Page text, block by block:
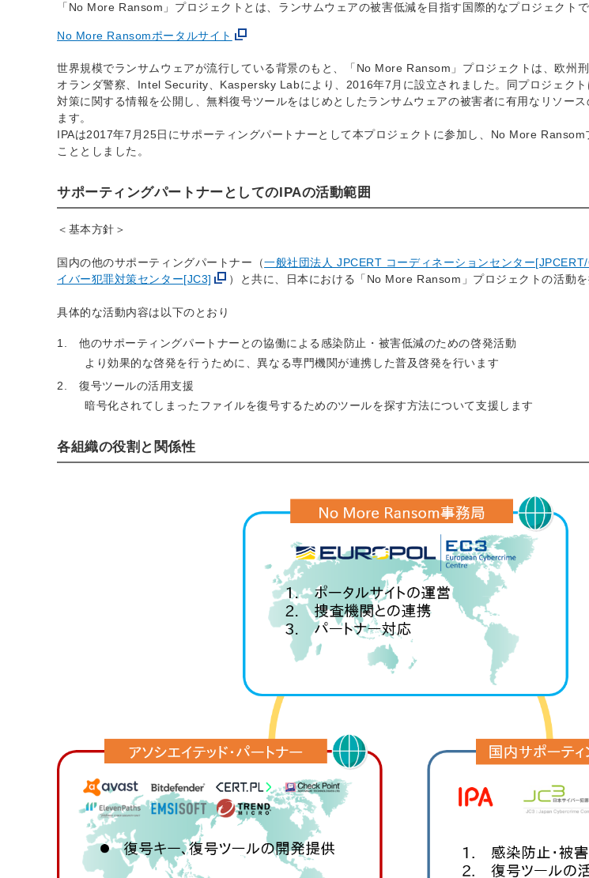
「No More Ransom」プロジェクトとは、ランサムウェアの被害低減を目指す国際的なプロジェクトで
No More Ransomポータルサイト
世界規模でランサムウェアが流行している背景のもと、「No More Ransom」プロジェクトは、欧州刑
オランダ警察、Intel Security、Kaspersky Labにより、2016年7月に設立されました。同プロジェクト
対策に関する情報を公開し、無料復号ツールをはじめとしたランサムウェアの被害者に有用なリソー
ます。
IPAは2017年7月25日にサポーティングパートナーとして本プロジェクトに参加し、No More Ransom
こととしました。
サポーティングパートナーとしてのIPAの活動範囲
＜基本方針＞
国内の他のサポーティングパートナー（一般社団法人 JPCERT コーディネーションセンター
イバー犯罪対策センター[JC3]
）と共に、日本における「No More Ransom」プロジェクトの活動を
具体的な活動内容は以下のとおり
他のサポーティングパートナーとの協働による感染防止・被害低減のための啓発活動
より効果的な啓発を行うために、異なる専門機関が連携した普及啓発を行います
復号ツールの活用支援
暗号化されてしまったファイルを復号するためのツールを探す方法について支援します
各組織の役割と関係性